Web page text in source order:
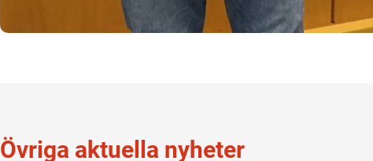
Övriga aktuella nyheter